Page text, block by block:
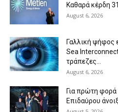
Kαθαρά κέρδη
August 6, 2026
Γαλλική ψήφος
Sea
τράπεζες...
August 6, 2026
Για πρώτη
Επιδαύρου